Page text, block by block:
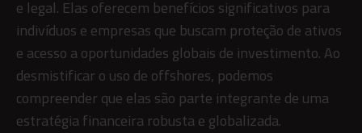
e legal. Elas oferecem benefícios significativos para
indivíduos e empresas que buscam proteção de ativos
e acesso a oportunidades globais de investimento. Ao
desmistificar o uso de offshores, podemos
compreender que elas são parte integrante de uma
estratégia financeira robusta e globalizada.